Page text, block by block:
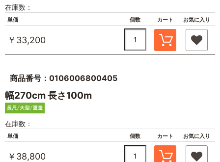
在庫数：
単価 個数 カート お気に入り
￥33,200
商品番号：0106006800405
幅270cm 長さ100m
在庫数：
単価 個数 カート お気に入り
￥38,800